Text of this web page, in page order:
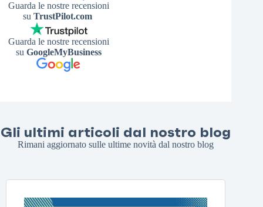
Guarda le nostre recensioni
su TrustPilot.com
Guarda le nostre recensioni
su GoogleMyBusiness
Gli ultimi articoli dal nostro blog
Rimani aggiornato sulle ultime novità dal nostro blog